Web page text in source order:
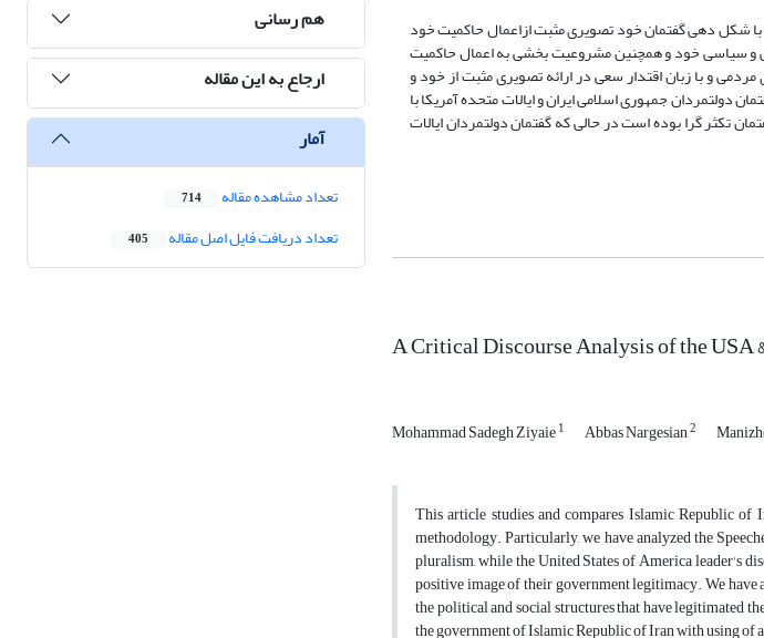
شکل دهی گفتمان خود تصویری مثبت ازاعمال حاکمیت خود
و سیاسی خود و همچنین مشروعیت بخشی به اعمال حاکمیت
و با زبان اقتدار سعی در ارائه تصویری مثبت از خود و
دولتمردان جمهوری اسلامی ایران و ایالات متحده آمریکا با
تکثر گرا بوده است در حالی که گفتمان دولتمردان ایالات
A Critical Discourse Analysis of the
Mohammad Sadegh Ziyaie1 Abbas Nargesian2
This article studies and compares Islamic Republic
methodology. Particularly, we have analyzed the
pluralism, while the United States of America leader's
positive image of their government legitimacy. We have
the political and social structures that have legitimated
the government of Islamic Republic of Iran with using
هم رسانی
ارجاع به این مقاله
آمار
تعداد مشاهده مقاله 714
تعداد دریافت فایل اصل مقاله 405